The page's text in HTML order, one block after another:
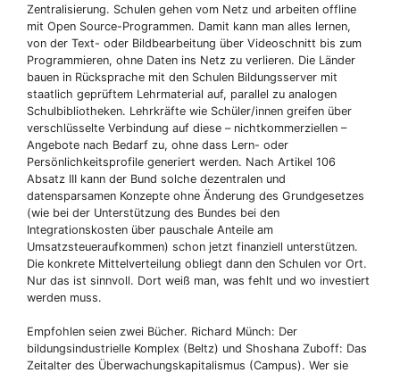
Zentralisierung. Schulen gehen vom Netz und arbeiten offline
mit Open Source-Programmen. Damit kann man alles lernen,
von der Text- oder Bildbearbeitung über Videoschnitt bis zum
Programmieren, ohne Daten ins Netz zu verlieren. Die Länder
bauen in Rücksprache mit den Schulen Bildungsserver mit
staatlich geprüftem Lehrmaterial auf, parallel zu analogen
Schulbibliotheken. Lehrkräfte wie Schüler/innen greifen über
verschlüsselte Verbindung auf diese – nichtkommerziellen –
Angebote nach Bedarf zu, ohne dass Lern- oder
Persönlichkeitsprofile generiert werden. Nach Artikel 106
Absatz III kann der Bund solche dezentralen und
datensparsamen Konzepte ohne Änderung des Grundgesetzes
(wie bei der Unterstützung des Bundes bei den
Integrationskosten über pauschale Anteile am
Umsatzsteueraufkommen) schon jetzt finanziell unterstützen.
Die konkrete Mittelverteilung obliegt dann den Schulen vor Ort.
Nur das ist sinnvoll. Dort weiß man, was fehlt und wo investiert
werden muss.
Empfohlen seien zwei Bücher. Richard Münch: Der
bildungsindustrielle Komplex (Beltz) und Shoshana Zuboff: Das
Zeitalter des Überwachungskapitalismus (Campus). Wer sie